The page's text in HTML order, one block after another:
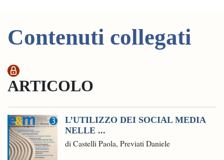
Contenuti collegati
ARTICOLO
L’UTILIZZO DEI SOCIAL MEDIA
NELLE ...
di Castelli Paola, Previati Daniele